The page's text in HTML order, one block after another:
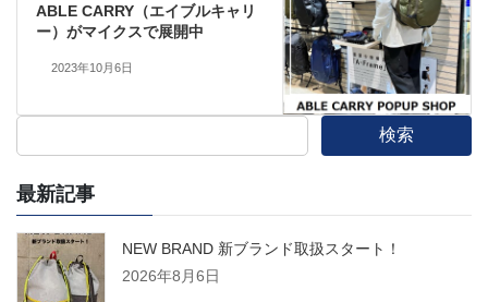
ABLE CARRY（エイブルキャリ
ー）がマイクスで展開中
2023年10月6日
検索
最新記事
NEW BRAND 新ブランド取扱スタート！
2026年8月6日